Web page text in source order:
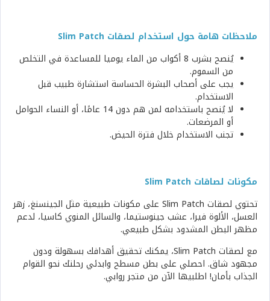
ملاحظات هامة حول استخدام لصقات Slim Patch
يُنصح بشرب 8 أكواب من الماء يوميا للمساعدة في التخلص
من السموم.
يجب على أصحاب البشرة الحساسة استشارة طبيب قبل
الاستخدام.
لا يُنصح باستخدامه لمن هم دون 14 عامًا، أو النساء الحوامل
أو المرضعات.
تجنب الاستخدام خلال فترة الحيض.
مكونات لصاقات Slim Patch
تحتوي لصقات Slim Patch على مكونات طبيعية مثل الجينسنغ، زهر
العسل، الألوة فيرا، عشب جينوستيما، والسائل المنوي كاسيا، لدعم
مظهر البطن المشدود بشكل طبيعي.
مع لصقات Slim Patch، يمكنك تحقيق أهدافك بسهولة ودون
مجهود شاق. احصلي على بطن مسطح وابدئي رحلتك نحو القوام
الجذاب بأمان! اطلبيها الآن من متجر روابي.